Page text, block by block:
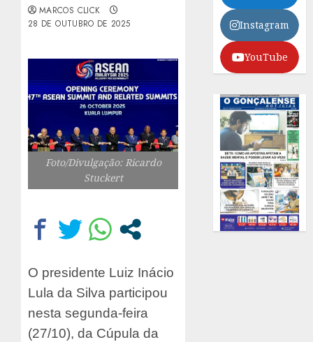
MARCOS CLICK
28 DE OUTUBRO DE 2025
Foto/Divulgação: Ricardo
Stuckert
O presidente Luiz Inácio
Lula da Silva participou
nesta segunda-feira
(27/10), da Cúpula da
Instagram
YouTube